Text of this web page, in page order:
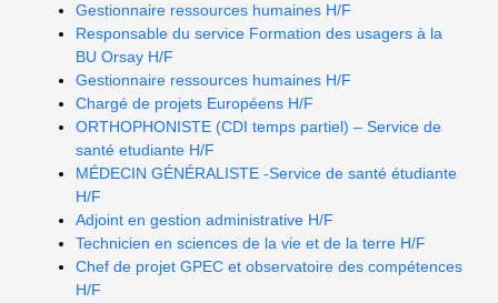
Gestionnaire ressources humaines H/F
Responsable du service Formation des usagers à la
BU Orsay H/F
Gestionnaire ressources humaines H/F
Chargé de projets Européens H/F
ORTHOPHONISTE (CDI temps partiel) – Service de
santé etudiante H/F
MÉDECIN GÉNÉRALISTE -Service de santé étudiante
H/F
Adjoint en gestion administrative H/F
Technicien en sciences de la vie et de la terre H/F
Chef de projet GPEC et observatoire des compétences
H/F